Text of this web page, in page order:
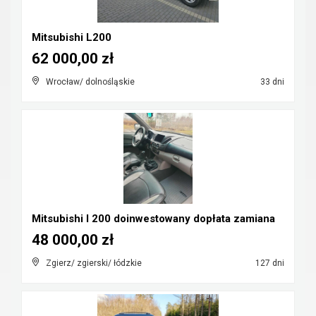
Mitsubishi L200
Wrocław/ dolnośląskie 33 dni
62 000,00 zł
Mitsubishi l 200 doinwestowany dopłata zamiana
Zgierz/ zgierski/ łódzkie 127 dni
48 000,00 zł